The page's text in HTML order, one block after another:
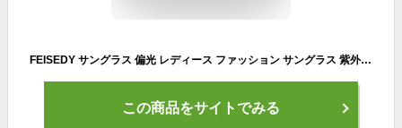
FEISEDY サングラス 偏光 レディース ファッション サングラス 紫外線カット スポーツ UV400 軽量 運転用 B2730
この商品をサイトでみる